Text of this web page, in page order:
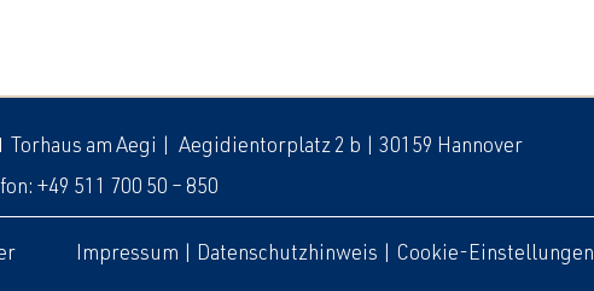
Torhaus am Aegi | Aegidientorplatz 2 b | 30159 Hannover
+49 511 700 50 – 850
Impressum Datenschutzhinweis Cookie-Einstellungen